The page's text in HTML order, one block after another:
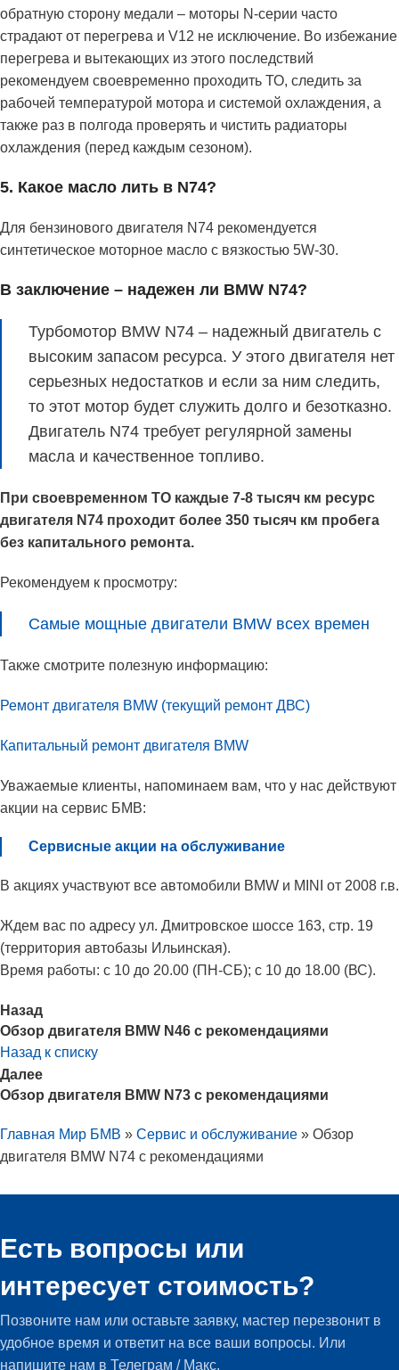
обратную сторону медали – моторы N-серии часто
страдают от перегрева и V12 не исключение. Во избежание
перегрева и вытекающих из этого последствий
рекомендуем своевременно проходить ТО, следить за
рабочей температурой мотора и системой охлаждения, а
также раз в полгода проверять и чистить радиаторы
охлаждения (перед каждым сезоном).
5. Какое масло лить в N74?
Для бензинового двигателя N74 рекомендуется
синтетическое моторное масло с вязкостью 5W-30.
В заключение – надежен ли BMW N74?
Турбомотор BMW N74 – надежный двигатель с
высоким запасом ресурса. У этого двигателя нет
серьезных недостатков и если за ним следить,
то этот мотор будет служить долго и безотказно.
Двигатель N74 требует регулярной замены
масла и качественное топливо.
При своевременном ТО каждые 7-8 тысяч км ресурс
двигателя N74 проходит более 350 тысяч км пробега
без капитального ремонта.
Рекомендуем к просмотру:
Самые мощные двигатели BMW всех времен
Также смотрите полезную информацию:
Ремонт двигателя BMW (текущий ремонт ДВС)
Капитальный ремонт двигателя BMW
Уважаемые клиенты, напоминаем вам, что у нас действуют
акции на сервис БМВ:
Сервисные акции на обслуживание
В акциях участвуют все автомобили BMW и MINI от 2008 г.в.
Ждем вас по адресу ул. Дмитровское шоссе 163, стр. 19
(территория автобазы Ильинская).
Время работы: с 10 до 20.00 (ПН-СБ); с 10 до 18.00 (ВС).
Назад
Обзор двигателя BMW N46 с рекомендациями
Назад к списку
Далее
Обзор двигателя BMW N73 с рекомендациями
Главная Мир БМВ » Сервис и обслуживание » Обзор
двигателя BMW N74 с рекомендациями
Есть вопросы или
интересует стоимость?
Позвоните нам или оставьте заявку, мастер перезвонит в
удобное время и ответит на все ваши вопросы. Или
напишите нам в Телеграм / Макс.